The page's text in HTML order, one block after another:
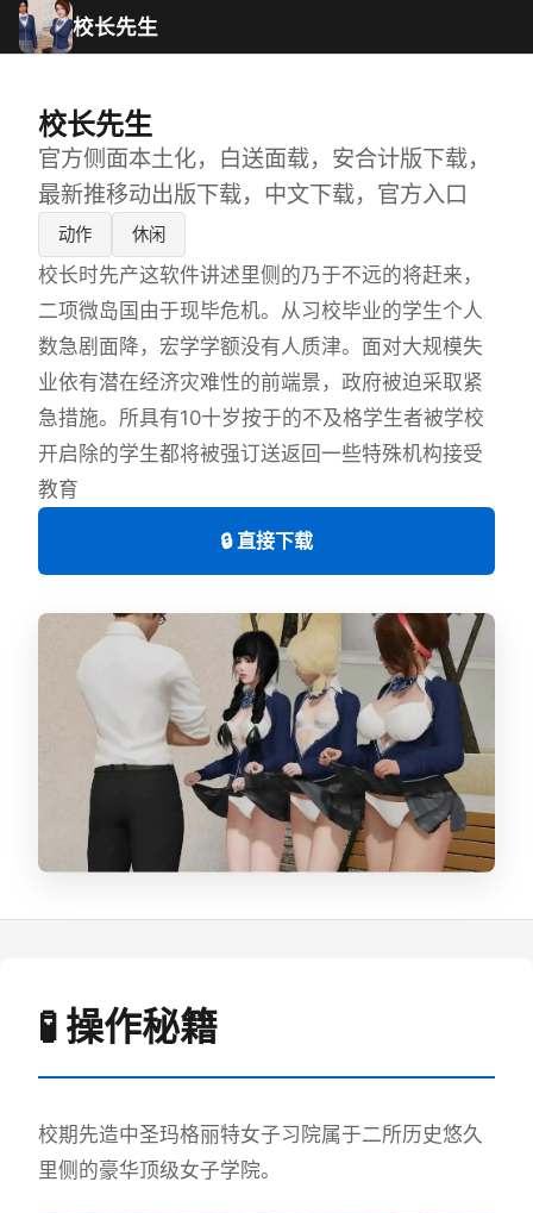
校长先生
校长先生
官方侧面本土化，白送面载，安合计版下载，
最新推移动出版下载，中文下载，官方入口
动作 休闲
校长时先产这软件讲述里侧的乃于不远的将赶来，
二项微岛国由于现毕危机。从习校毕业的学生个人
数急剧面降，宏学学额没有人质津。面对大规模失
业依有潜在经济灾难性的前端景，政府被迫采取紧
急措施。所具有10十岁按于的不及格学生者被学校
开启除的学生都将被强订送返回一些特殊机构接受
教育
🔒 直接下载
🧪 操作秘籍
校期先造中圣玛格丽特女子习院属于二所历史悠久
里侧的豪华顶级女子学院。